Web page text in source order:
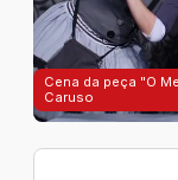
Cena da peça "O
Caruso